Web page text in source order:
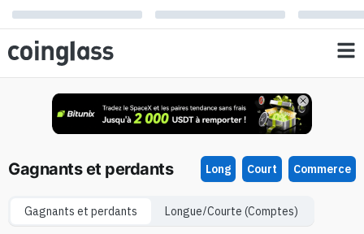
Gagnants et perdants Long Court Commerce
Gagnants et perdants Longue/Courte (Comptes)